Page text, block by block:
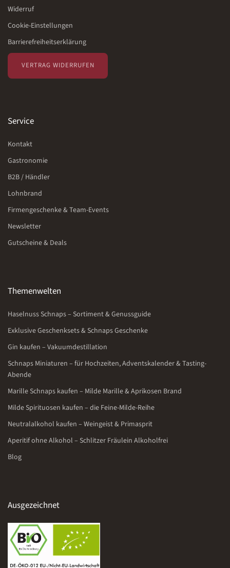
Widerruf
Cookie-Einstellungen
Barrierefreiheitserklärung
VERTRAG WIDERRUFEN
Service
Kontakt
Gastronomie
B2B / Händler
Lohnbrand
Firmengeschenke & Team-Events
Newsletter
Gutscheine & Deals
Themenwelten
Haselnuss Schnaps – Sortiment & Genussguide
Exklusive Geschenksets & Schnaps Geschenke
Gin kaufen – Vakuumdestillation
Schnaps Miniaturen – für Hochzeiten, Adventskalender & Tasting-
Abende
Marille Schnaps kaufen – Milde Marille & Aprikosen Brand
Milde Spirituosen kaufen – die Feine-Milde-Reihe
Neutralalkohol kaufen – Weingeist & Primasprit
Aperitif ohne Alkohol – Schlitzer Fräulein Alkoholfrei
Blog
Ausgezeichnet